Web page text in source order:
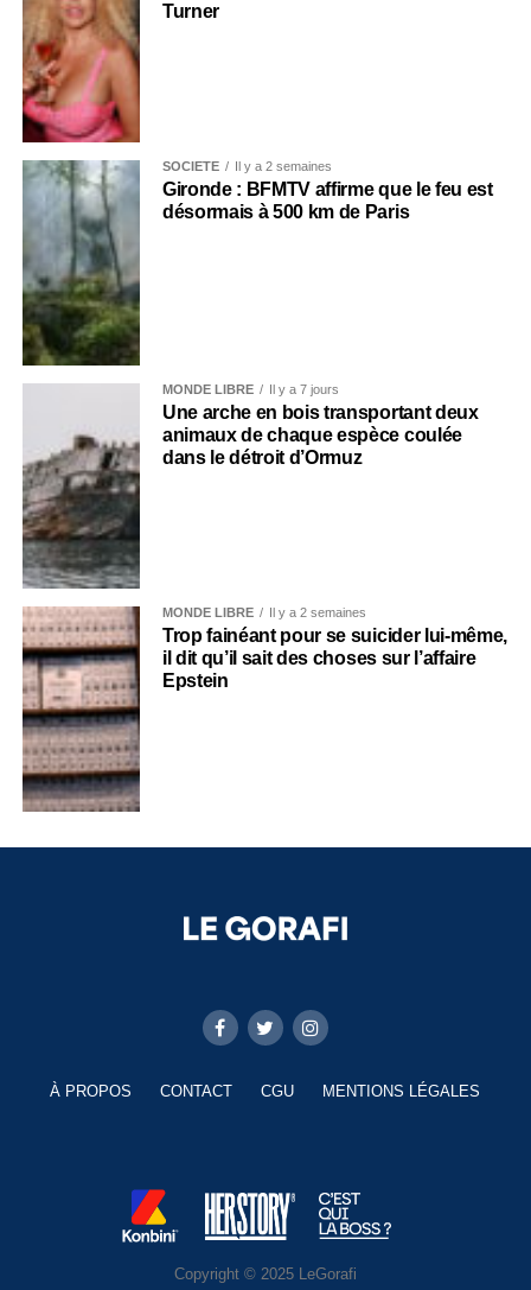
Turner
SOCIÉTÉ Il y a 2 semaines
Gironde : BFMTV affirme que le feu est
désormais à 500 km de Paris
MONDE LIBRE Il y a 7 jours
Une arche en bois transportant deux
animaux de chaque espèce coulée
dans le détroit d’Ormuz
MONDE LIBRE Il y a 2 semaines
Trop fainéant pour se suicider lui-même,
il dit qu’il sait des choses sur l’affaire
Epstein
À PROPOS CONTACT CGU MENTIONS LÉGALES
Copyright © 2025 LeGorafi